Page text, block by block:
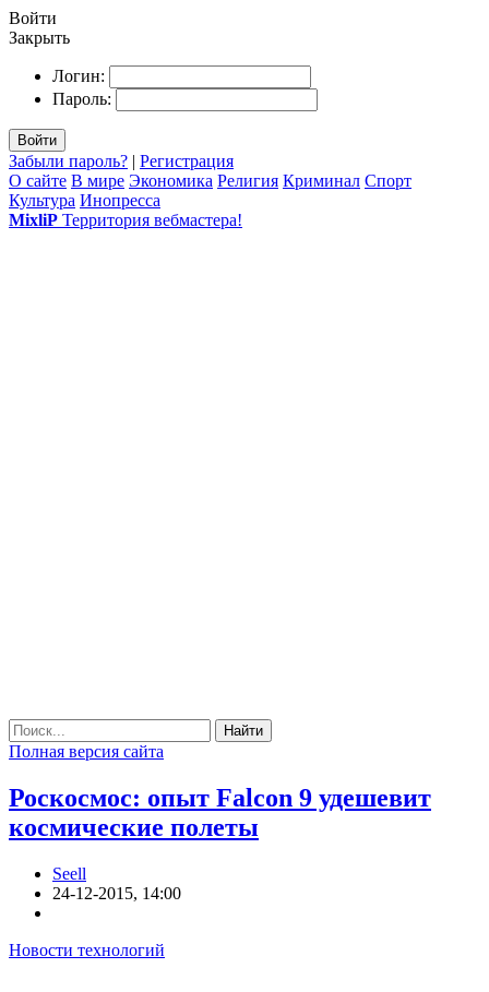
Войти
Закрыть
Логин:
Пароль:
Войти
Забыли пароль? | Регистрация
О сайте В мире Экономика Религия Криминал Спорт
Культура Инопресса
MixliP Территория вебмастера!
Найти
Полная версия сайта
Роскосмос: опыт Falcon 9 удешевит
космические полеты
Seell
24-12-2015, 14:00
Новости технологий